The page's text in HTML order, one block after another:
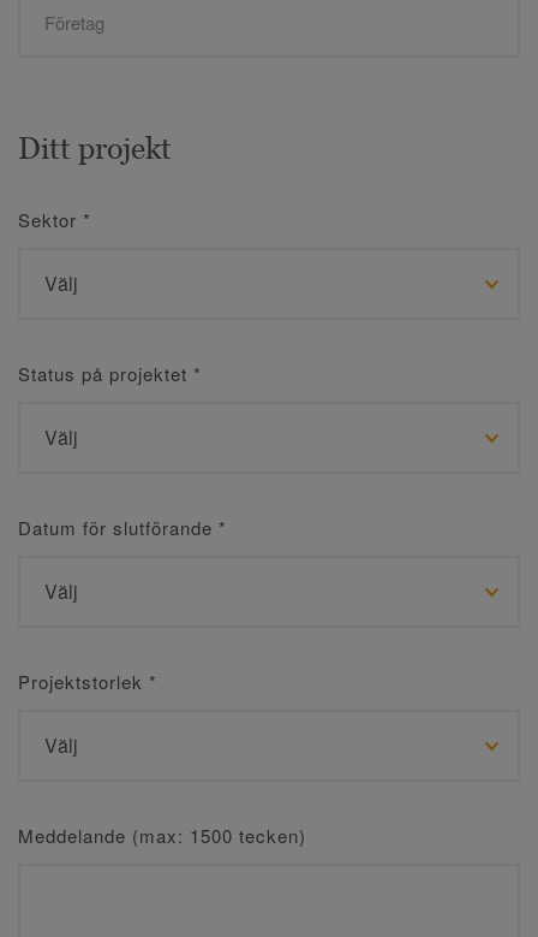
Ditt projekt
Sektor *
Status på projektet *
Datum för slutförande *
Projektstorlek *
Meddelande (max: 1500 tecken)